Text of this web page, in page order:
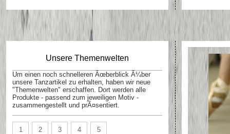
Unsere Themenwelten
Um einen noch schnelleren Ãœberblick Ã¼ber
unsere Tanzartikel zu erhalten, haben wir neue
"Themenwelten" erschaffen. Dort werden alle
Produkte - passend zum jeweiligen Motiv -
zusammengestellt und prÃ¤sentiert.
1 2 3 4 5